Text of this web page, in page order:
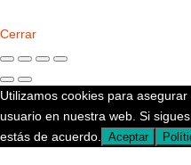
Cerrar
Utilizamos cookies para
usuario en nuestra web. Si
estás de acuerdo.
Aceptar